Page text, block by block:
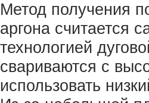
Метод получения
аргона считается
технологией
свариваются с
использовать